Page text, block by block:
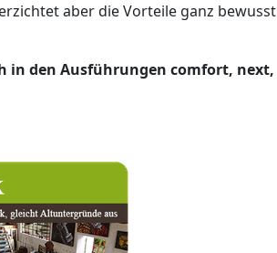
aber die Vorteile ganz
in den Ausführungen comfort, next,